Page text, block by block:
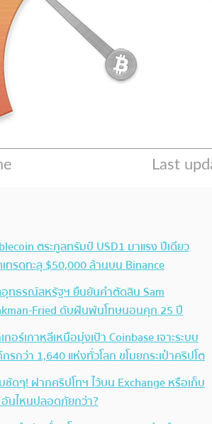
ตระกูลทรัมป์ USD1 มาแรง ปีเดียว
ทรดทะลุ $50,000 ล้านบน Binance
ทธรณ์สหรัฐฯ ยืนยันคำตัดสิน Sam
Fried ดับฝันพ้นโทษนอนคุก 25 ปี
กอร์เกาหลีเหนือมุ่งเป้า Coinbase เจาะระบบ
รกว่า 1,640 แห่งทั่วโลก ขโมยกระเป๋าคริปโต
ชัดๆ! ฝากคริปโทฯ ไว้บน Exchange หรือเก็บ
อันไหนปลอดภัยกว่า?